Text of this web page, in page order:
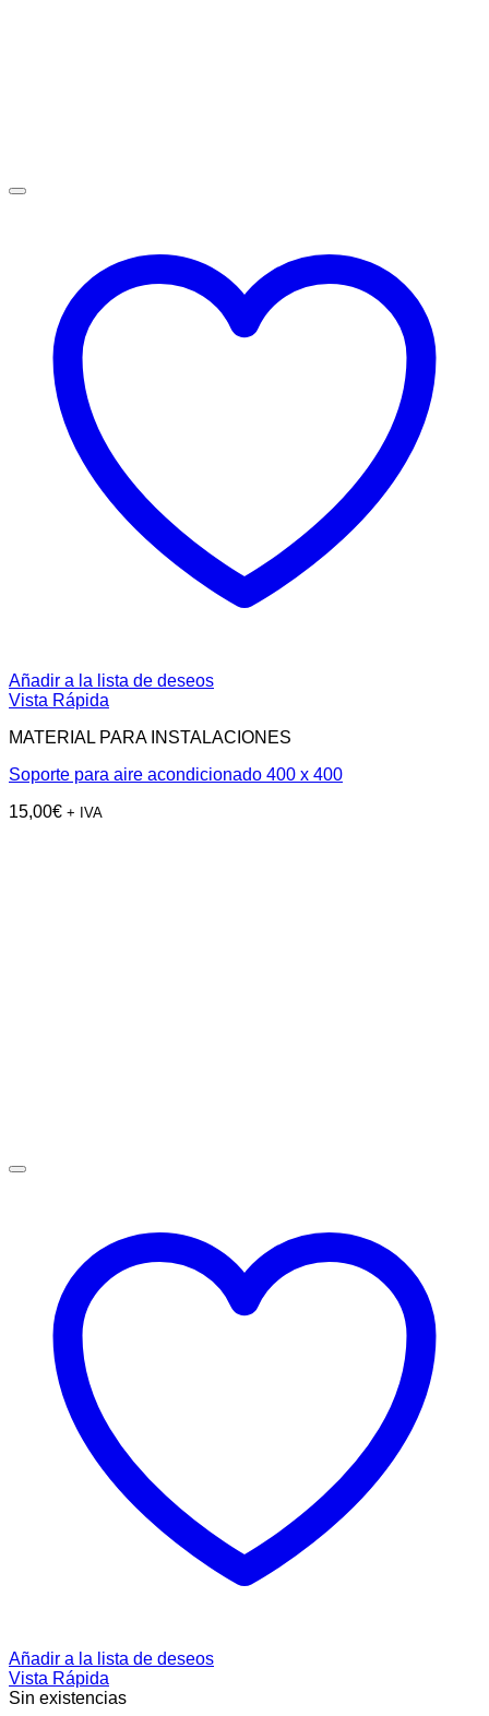
Añadir a la lista de deseos
Vista Rápida
MATERIAL PARA INSTALACIONES
Soporte para aire acondicionado 400 x 400
15,00€ + IVA
Añadir a la lista de deseos
Vista Rápida
Sin existencias